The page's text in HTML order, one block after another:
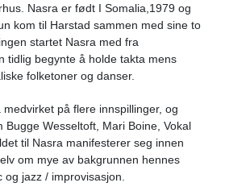
Nasra er født I Somalia,1979 og
kom til Harstad sammen med sine to
startet Nasra med fra
tidlig begynte å holde takta mens
folketoner og danser.
på flere innspillinger, og
Wesseltoft, Mari Boine, Vokal
til Nasra manifesterer seg innen
om mye av bakgrunnen hennes
jazz / improvisasjon.